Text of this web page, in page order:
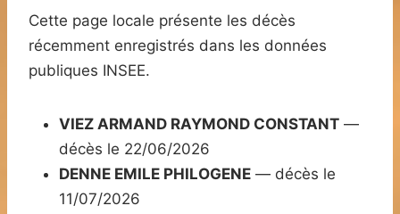
Cette page locale présente les décès
récemment enregistrés dans les données
publiques INSEE.
VIEZ ARMAND RAYMOND CONSTANT —
décès le 22/06/2026
DENNE EMILE PHILOGENE — décès le
11/07/2026